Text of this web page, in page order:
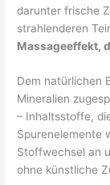
darunter frische
strahlenderen
Massageeffekt,
Dem natürlichen
Mineralien
– Inhaltsstoffe,
Spurenelemente
Stoffwechsel an
ohne künstliche